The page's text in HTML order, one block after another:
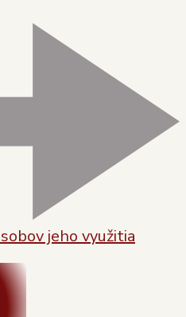
jeho využitia